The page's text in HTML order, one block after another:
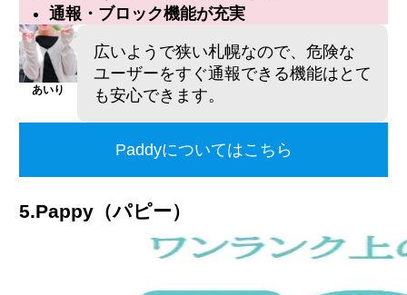
通報・ブロック機能が充実
あいり
広いようで狭い札幌なので、危険な
ユーザーをすぐ通報できる機能はとて
も安心できます。
Paddyについてはこちら
5.Pappy（パピー）